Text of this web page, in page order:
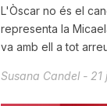
L'Òscar no és el
representa la
va amb ell a tot
Susana Candel - 21